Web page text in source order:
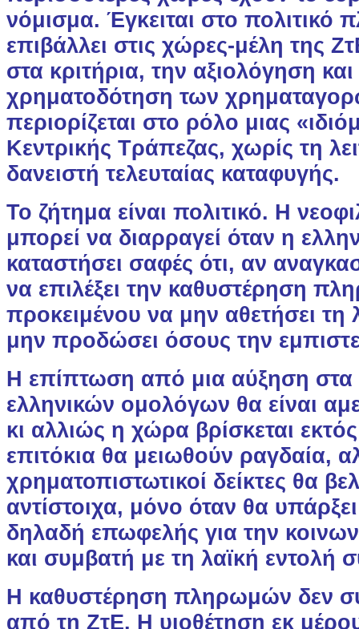
νόμισμα. Έγκειται στο πολιτικό
επιβάλλει στις χώρες-μέλη της
στα κριτήρια, την αξιολόγηση και
χρηματοδότηση των
περιορίζεται στο ρόλο μιας
Κεντρικής Τράπεζας, χωρίς τη
δανειστή τελευταίας καταφυγής.
Το ζήτημα είναι πολιτικό. Η
μπορεί να διαρραγεί όταν η
καταστήσει σαφές ότι, αν
να επιλέξει την καθυστέρηση
προκειμένου να μην αθετήσει τη
μην προδώσει όσους την
Η επίπτωση από μια αύξηση στα
ελληνικών ομολόγων θα είναι
κι αλλιώς η χώρα βρίσκεται
επιτόκια θα μειωθούν ραγδαία,
χρηματοπιστωτικοί δείκτες θα
αντίστοιχα, μόνο όταν θα
δηλαδή επωφελής για την
και συμβατή με τη λαϊκή εντολή
Η καθυστέρηση πληρωμών δεν
από τη ΖτΕ. Η υιοθέτηση εκ